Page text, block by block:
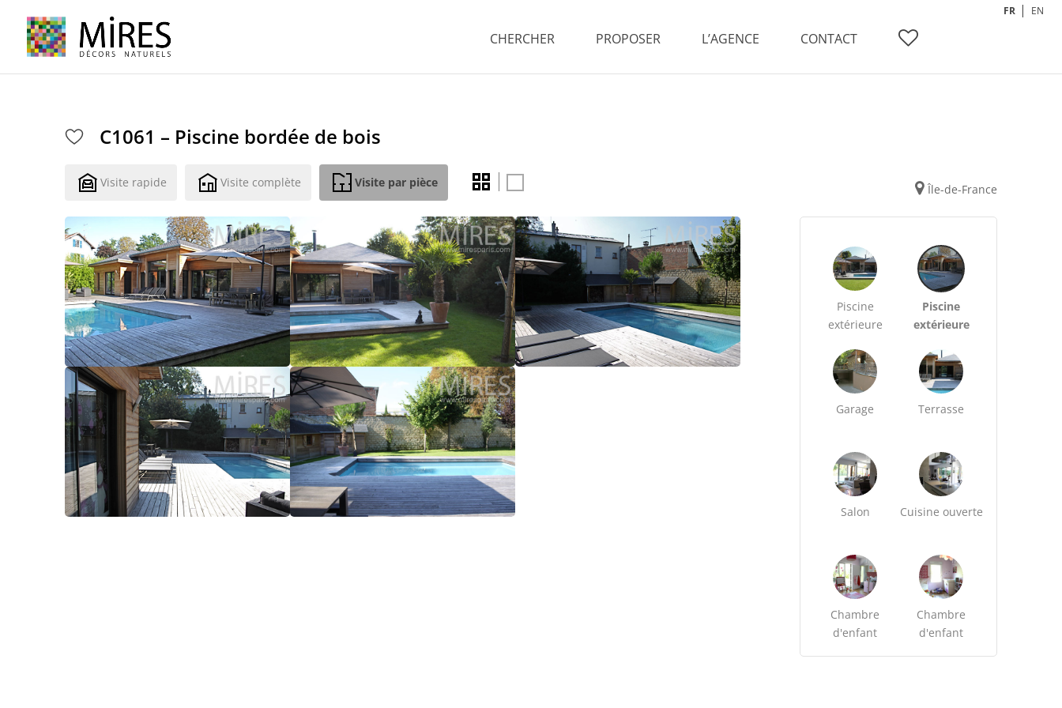
CHERCHER PROPOSER L’AGENCE CONTACT
FR EN
C1061 – Piscine bordée de bois
Visite rapide Visite complète Visite par pièce Île-de-France
Piscine
extérieure
Piscine
extérieure
Garage Terrasse
Salon Cuisine ouverte
Chambre
d'enfant
Chambre
d'enfant